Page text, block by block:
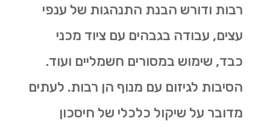
רבות ודורש הבנת התנהגות של ענפי
עצים, עבודה בגבהים עם ציוד מכני
כבד, שימוש במסורים חשמליים ועוד.
הסיבות לגיזום עם מנוף הן רבות. לעתים
מדובר על שיקול כלכלי של חיסכון